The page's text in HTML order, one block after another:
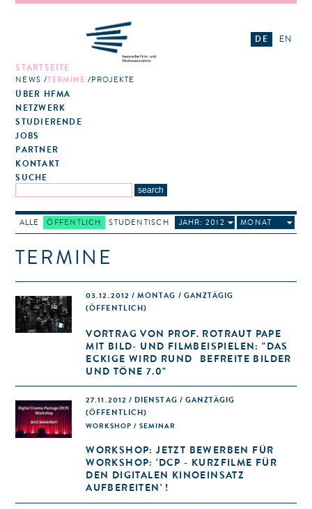
STARTSEITE
NEWS TERMINE PROJEKTE
ÜBER HFMA
NETZWERK
STUDIERENDE
JOBS
PARTNER
KONTAKT
SUCHE
DE EN
ALLE ÖFFENTLICH STUDENTISCH JAHR: 2012 MONAT
TERMINE
03.12.2012 / MONTAG / GANZTÄGIG
(ÖFFENTLICH)
VORTRAG VON PROF. ROTRAUT PAPE
MIT BILD- UND FILMBEISPIELEN: "DAS
ECKIGE WIRD RUND  BEFREITE BILDER
UND TÖNE 7.0"
27.11.2012 / DIENSTAG / GANZTÄGIG
(ÖFFENTLICH)
WORKSHOP / SEMINAR
WORKSHOP: JETZT BEWERBEN FÜR
WORKSHOP: 'DCP - KURZFILME FÜR
DEN DIGITALEN KINOEINSATZ
AUFBEREITEN' !